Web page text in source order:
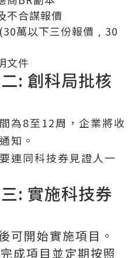
不合謀報價
萬以下三份報價﹐30
文件
: 創科局批核
為8至12周，企業將收
知。
連同科技券見證人一
: 實施科技券
可開始實施項目。
成項目並定期按照